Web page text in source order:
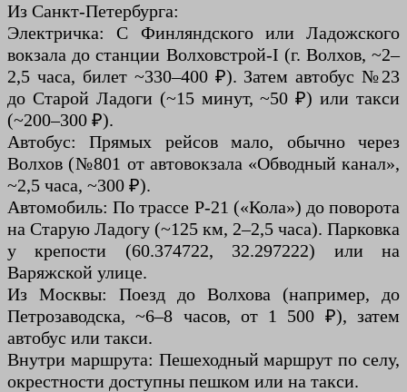
Из Санкт-Петербурга:
Электричка: С Финляндского или Ладожского
вокзала до станции Волховстрой-I (г. Волхов, ~2–
2,5 часа, билет ~330–400 ₽). Затем автобус №23
до Старой Ладоги (~15 минут, ~50 ₽) или такси
(~200–300 ₽).
Автобус: Прямых рейсов мало, обычно через
Волхов (№801 от автовокзала «Обводный канал»,
~2,5 часа, ~300 ₽).
Автомобиль: По трассе Р-21 («Кола») до поворота
на Старую Ладогу (~125 км, 2–2,5 часа). Парковка
у крепости (60.374722, 32.297222) или на
Варяжской улице.
Из Москвы: Поезд до Волхова (например, до
Петрозаводска, ~6–8 часов, от 1 500 ₽), затем
автобус или такси.
Внутри маршрута: Пешеходный маршрут по селу,
окрестности доступны пешком или на такси.